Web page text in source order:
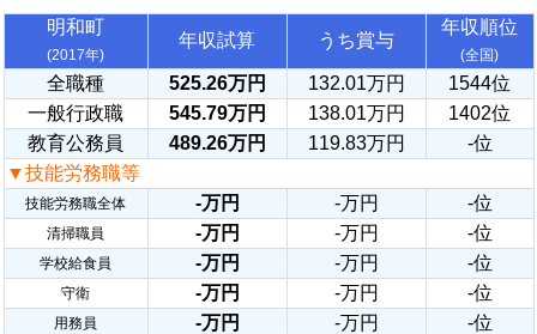
明和町
(2017年)
年収試算 うち賞与
年収順位
(全国)
全職種 525.26万円 132.01万円
1544位
一般行政職
545.79万円 138.01万円
1402位
教育公務員
489.26万円 119.83万円
-位
▼技能労務職等
技能労務職全体 -万円 -万円 -位
清掃職員 -万円 -万円 -位
学校給食員 -万円 -万円 -位
守衛 -万円 -万円 -位
用務員 -万円 -万円 -位